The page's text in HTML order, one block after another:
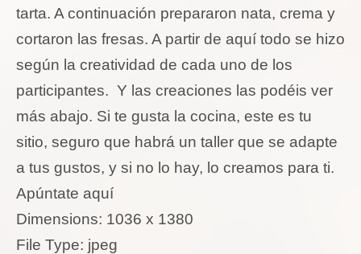
tarta. A continuación prepararon nata, crema y
cortaron las fresas. A partir de aquí todo se hizo
según la creatividad de cada uno de los
participantes. Y las creaciones las podéis ver
más abajo. Si te gusta la cocina, este es tu
sitio, seguro que habrá un taller que se adapte
a tus gustos, y si no lo hay, lo creamos para ti.
Apúntate aquí
Dimensions: 1036 x 1380
File Type: jpeg